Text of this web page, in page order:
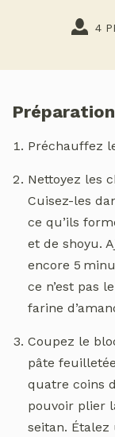
4
Préparation
Préchauffez
Nettoyez les
Cuisez-les
ce qu’ils
et de shoyu.
encore 5
ce n’est pas
farine
Coupez le
pâte
quatre coins
pouvoir plier
seitan. Étalez